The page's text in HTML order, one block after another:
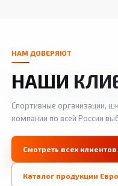
НАМ ДОВЕРЯЮТ
НАШИ
Спортивные организации,
компании по всей России
Смотреть всех клиентов
Каталог продукции